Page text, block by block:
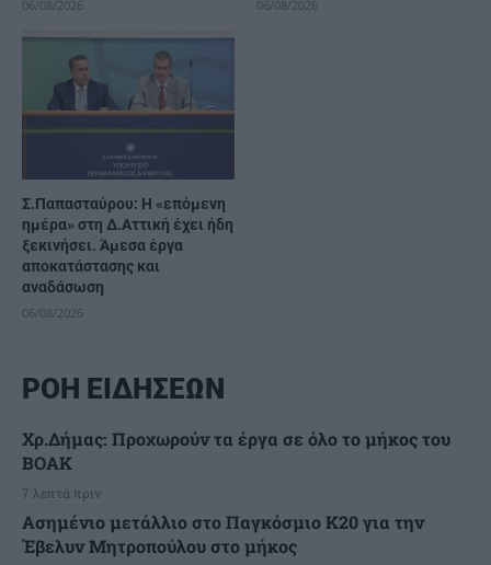
06/08/2026 06/08/2026
Σ.Παπασταύρου: Η «επόμενη
ημέρα» στη Δ.Αττική έχει ήδη
ξεκινήσει. Άμεσα έργα
αποκατάστασης και
αναδάσωση
06/08/2026
ΡΟΗ ΕΙΔΗΣΕΩΝ
Χρ.Δήμας: Προχωρούν τα έργα σε όλο το μήκος του
ΒΟΑΚ
7 λεπτά πριν
Ασημένιο μετάλλιο στο Παγκόσμιο Κ20 για την
Έβελυν Μητροπούλου στο μήκος